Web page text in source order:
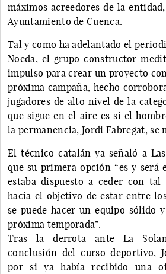
máximos acreedores de la
Ayuntamiento de Cuenca.
Tal y como ha adelantado el
Noeda, el grupo constructor
impulso para crear un proyecto
próxima campaña, hecho
jugadores de alto nivel de la
que sigue en el aire es si el
la permanencia, Jordi Fabregat, se
El técnico catalán ya señaló a
que su primera opción “es y será
estaba dispuesto a ceder con
hacia el objetivo de estar entre
se puede hacer un equipo sólido
próxima temporada”.
Tras la derrota ante La
conclusión del curso deportivo,
por si ya había recibido una